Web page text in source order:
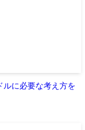
に必要な考え方を